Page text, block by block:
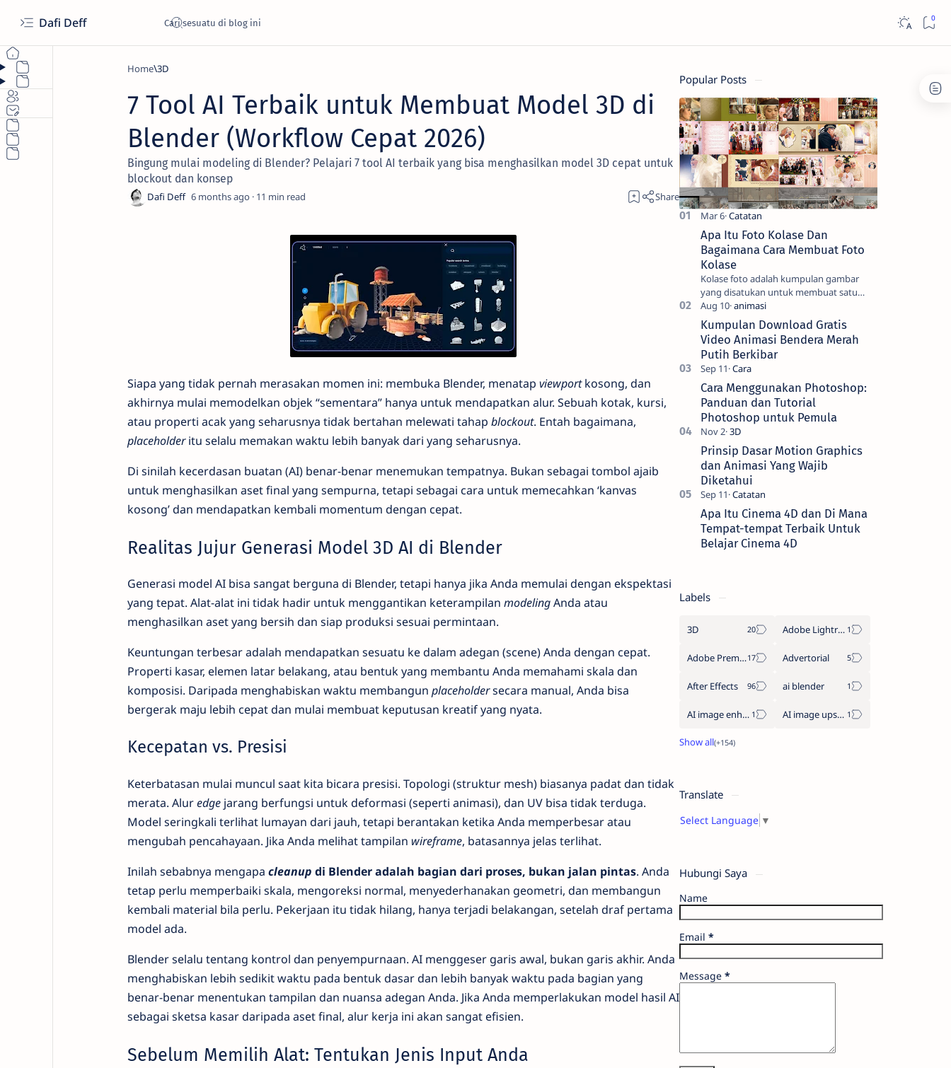
Dafi Deff
Home 3D
7 Tool AI Terbaik untuk Membuat Model 3D di
Blender (Workflow Cepat 2026)
Bingung mulai modeling di Blender? Pelajari 7 tool AI terbaik yang bisa menghasilkan model 3D cepat untuk
blockout dan konsep
6 months ago 11
Siapa yang tidak pernah merasakan momen ini: membuka Blender, menatap viewportkosong, dan
akhirnya mulai memodelkan objek “sementara” hanya untuk mendapatkan alur. Sebuah kotak, kursi,
atau properti acak yang seharusnya tidak bertahan melewati tahap blockout. Entah bagaimana,
placeholderitu selalu memakan waktu lebih banyak dari yang seharusnya.
Di sinilah kecerdasan buatan (AI) benar-benar menemukan tempatnya. Bukan sebagai tombol ajaib
untuk menghasilkan aset final yang sempurna, tetapi sebagai cara untuk memecahkan ‘kanvas
kosong’ dan mendapatkan kembali momentum dengan cepat.
Realitas Jujur Generasi Model 3D AI di Blender
Generasi model AI bisa sangat berguna di Blender, tetapi hanya jika Anda memulai dengan ekspektasi
yang tepat. Alat-alat ini tidak hadir untuk menggantikan keterampilan modelingAnda atau
menghasilkan aset yang bersih dan siap produksi sesuai permintaan.
Keuntungan terbesar adalah mendapatkan sesuatu ke dalam adegan (scene) Anda dengan cepat.
Properti kasar, elemen latar belakang, atau bentuk yang membantu Anda memahami skala dan
komposisi. Daripada menghabiskan waktu membangun placeholdersecara manual, Anda bisa
bergerak maju lebih cepat dan mulai membuat keputusan kreatif yang nyata.
Kecepatan vs. Presisi
Keterbatasan mulai muncul saat kita bicara presisi. Topologi (struktur mesh) biasanya padat dan tidak
merata. Aluredgejarang berfungsi untuk deformasi (seperti animasi), dan UV bisa tidak terduga.
Model seringkali terlihat lumayan dari jauh, tetapi berantakan ketika Anda memperbesar atau
mengubah pencahayaan. Jika Anda melihat tampilan wireframe, batasannya jelas terlihat.
Inilah sebabnya mengapa cleanup di Blender adalah bagian dari proses, bukan jalan pintas. Anda
tetap perlu memperbaiki skala, mengoreksi normal, menyederhanakan geometri, dan membangun
kembali material bila perlu. Pekerjaan itu tidak hilang, hanya terjadi belakangan, setelah draf pertama
model ada.
Blender selalu tentang kontrol dan penyempurnaan. AI menggeser garis awal, bukan garis akhir. Anda
menghabiskan lebih sedikit waktu pada bentuk dasar dan lebih banyak waktu pada bagian yang
benar-benar menentukan tampilan dan nuansa adegan Anda. Jika Anda memperlakukan model hasil AI
sebagai sketsa kasar daripada aset final, alur kerja ini akan sangat efisien.
Sebelum Memilih Alat: Tentukan Jenis Input Anda
Popular Posts
Apa Itu Foto Kolase Dan
Bagaimana Cara Membuat Foto
Kolase
Kolase foto adalah kumpulan gambar
yang disatukan untuk membuat satu
gambar. Seni tradisional melibatkan
pemotongan gambar menjadi bentuk
yang men…
Kumpulan Download Gratis
Video Animasi Bendera Merah
Putih Berkibar
Cara Menggunakan Photoshop:
Panduan dan Tutorial
Photoshop untuk Pemula
Prinsip Dasar Motion Graphics
dan Animasi Yang Wajib
Diketahui
Apa Itu Cinema 4D dan Di Mana
Tempat-tempat Terbaik Untuk
Belajar Cinema 4D
Labels
3D Adobe Lightroom
Adobe Premiere Pro Advertorial
After Effects ai blender
AI image enhancement AI image upscaler
Translate
Select Language ▼
Hubungi Saya
Name
Email *
Message *